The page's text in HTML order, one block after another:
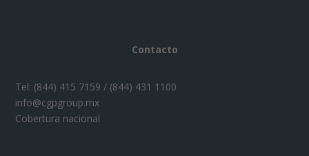
Contacto
Tel: (844) 415 7159 / (844) 431 1100
info@cgpgroup.mx
Cobertura nacional